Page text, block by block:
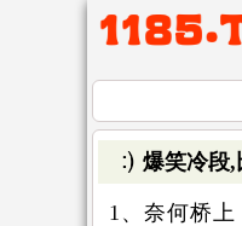
爆笑冷段,
1、奈何桥